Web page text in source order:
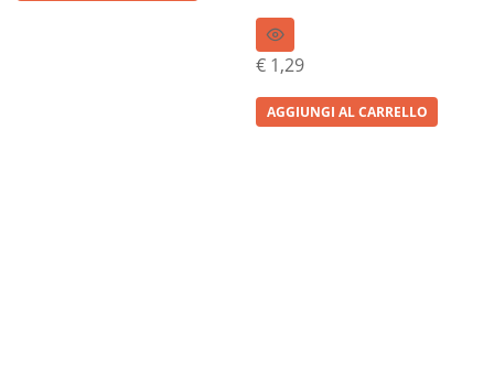
€ 1,29
AGGIUNGI AL CARRELLO